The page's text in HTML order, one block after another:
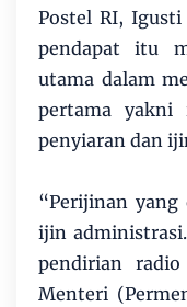
Postel RI,
pendapat itu
utama dalam
pertama
penyiaran dan
“Perijinan yang
ijin
pendirian
Menteri